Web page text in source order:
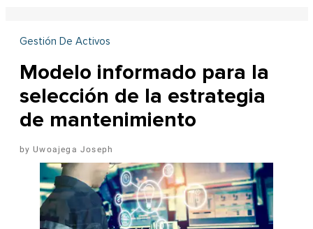
Gestión De Activos
Modelo informado para la
selección de la estrategia
de mantenimiento
Uwoajega Joseph